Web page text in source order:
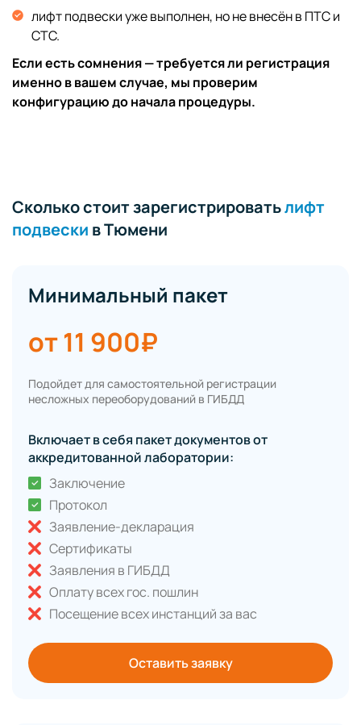
лифт подвески уже выполнен, но не внесён в ПТС и
СТС.
Если есть сомнения — требуется ли регистрация
именно в вашем случае, мы проверим
конфигурацию до начала процедуры.
Сколько стоит зарегистрироватьлифт
подвески в Тюмени
Минимальный пакет
от 11 900₽
Подойдет для самостоятельной регистрации
несложных переоборудований в ГИБДД
Включает в себя пакет документов от
аккредитованной лаборатории:
Заключение
Протокол
Заявление-декларация
Сертификаты
Заявления в ГИБДД
Оплату всех гос. пошлин
Посещение всех инстанций за вас
Оставить заявку